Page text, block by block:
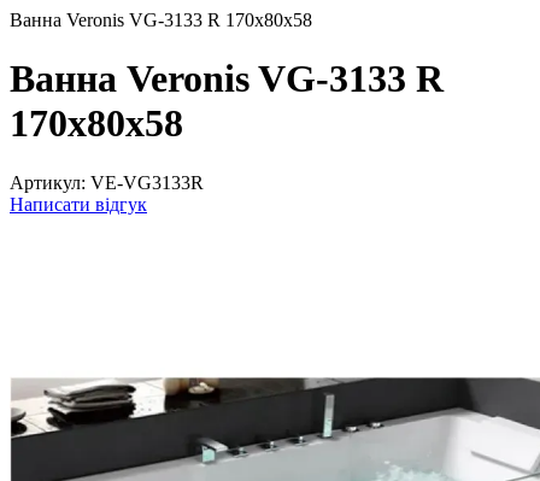
Ванна Veronis VG-3133 R 170х80х58
Ванна Veronis VG-3133 R
170х80х58
Артикул: VE-VG3133R
Написати відгук